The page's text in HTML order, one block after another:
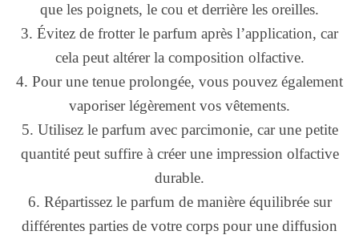
que les poignets, le cou et derrière les oreilles.
3. Évitez de frotter le parfum après l’application, car
cela peut altérer la composition olfactive.
4. Pour une tenue prolongée, vous pouvez également
vaporiser légèrement vos vêtements.
5. Utilisez le parfum avec parcimonie, car une petite
quantité peut suffire à créer une impression olfactive
durable.
6. Répartissez le parfum de manière équilibrée sur
différentes parties de votre corps pour une diffusion